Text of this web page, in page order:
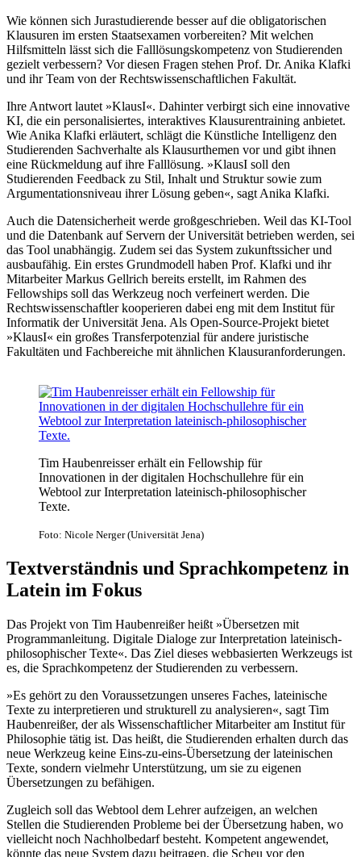
Wie können sich Jurastudierende besser auf die obligatorischen
Klausuren im ersten Staatsexamen vorbereiten? Mit welchen
Hilfsmitteln lässt sich die Falllösungskompetenz von Studierenden
gezielt verbessern? Vor diesen Fragen stehen Prof. Dr. Anika Klafki
und ihr Team von der Rechtswissenschaftlichen Fakultät.
Ihre Antwort lautet »KlausI«. Dahinter verbirgt sich eine innovative
KI, die ein personalisiertes, interaktives Klausurentraining anbietet.
Wie Anika Klafki erläutert, schlägt die Künstliche Intelligenz den
Studierenden Sachverhalte als Klausurthemen vor und gibt ihnen
eine Rückmeldung auf ihre Falllösung. »KlausI soll den
Studierenden Feedback zu Stil, Inhalt und Struktur sowie zum
Argumentationsniveau ihrer Lösung geben«, sagt Anika Klafki.
Auch die Datensicherheit werde großgeschrieben. Weil das KI-Tool
und die Datenbank auf Servern der Universität betrieben werden, sei
das Tool unabhängig. Zudem sei das System zukunftssicher und
ausbaufähig. Ein erstes Grundmodell haben Prof. Klafki und ihr
Mitarbeiter Markus Gellrich bereits erstellt, im Rahmen des
Fellowships soll das Werkzeug noch verfeinert werden. Die
Rechtswissenschaftler kooperieren dabei eng mit dem Institut für
Informatik der Universität Jena. Als Open-Source-Projekt bietet
»KlausI« ein großes Transferpotenzial für andere juristische
Fakultäten und Fachbereiche mit ähnlichen Klausuranforderungen.
Tim Haubenreisser erhält ein Fellowship für
Innovationen in der digitalen Hochschullehre für ein
Webtool zur Interpretation lateinisch-philosophischer
Texte.
Foto: Nicole Nerger (Universität Jena)
Textverständnis und Sprachkompetenz in
Latein im Fokus
Das Projekt von Tim Haubenreißer heißt »Übersetzen mit
Programmanleitung. Digitale Dialoge zur Interpretation lateinisch-
philosophischer Texte«. Das Ziel dieses webbasierten Werkzeugs ist
es, die Sprachkompetenz der Studierenden zu verbessern.
»Es gehört zu den Voraussetzungen unseres Faches, lateinische
Texte zu interpretieren und strukturell zu analysieren«, sagt Tim
Haubenreißer, der als Wissenschaftlicher Mitarbeiter am Institut für
Philosophie tätig ist. Das heißt, die Studierenden erhalten durch das
neue Werkzeug keine Eins-zu-eins-Übersetzung der lateinischen
Texte, sondern vielmehr Unterstützung, um sie zu eigenen
Übersetzungen zu befähigen.
Zugleich soll das Webtool dem Lehrer aufzeigen, an welchen
Stellen die Studierenden Probleme bei der Übersetzung haben, wo
vielleicht noch Nachholbedarf besteht. Kompetent angewendet,
könnte das neue System dazu beitragen, die Scheu vor den